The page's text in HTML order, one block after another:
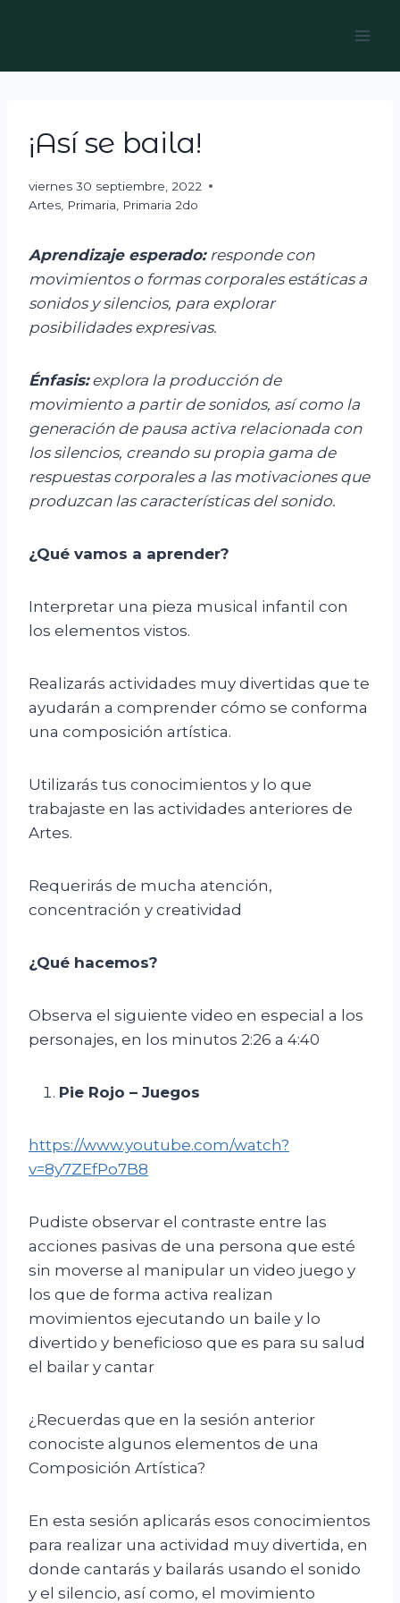
¡Así se baila!
viernes 30 septiembre, 2022
Artes Primaria Primaria 2do
Aprendizaje esperado: responde con
movimientos o formas corporales estáticas a
sonidos y silencios, para explorar
posibilidades expresivas.
Énfasis: explora la producción de
movimiento a partir de sonidos, así como la
generación de pausa activa relacionada con
los silencios, creando su propia gama de
respuestas corporales a las motivaciones que
produzcan las características del sonido.
¿Qué vamos a aprender?
Interpretar una pieza musical infantil con
los elementos vistos.
Realizarás actividades muy divertidas que te
ayudarán a comprender cómo se conforma
una composición artística.
Utilizarás tus conocimientos y lo que
trabajaste en las actividades anteriores de
Artes.
Requerirás de mucha atención,
concentración y creatividad
¿Qué hacemos?
Observa el siguiente video en especial a los
personajes, en los minutos 2:26 a 4:40
Pie Rojo – Juegos
https://www.youtube.com/watch?
v=8y7ZEfPo7B8
Pudiste observar el contraste entre las
acciones pasivas de una persona que esté
sin moverse al manipular un video juego y
los que de forma activa realizan
movimientos ejecutando un baile y lo
divertido y beneficioso que es para su salud
el bailar y cantar
¿Recuerdas que en la sesión anterior
conociste algunos elementos de una
Composición Artística?
En esta sesión aplicarás esos conocimientos
para realizar una actividad muy divertida, en
donde cantarás y bailarás usando el sonido
y el silencio, así como, el movimiento